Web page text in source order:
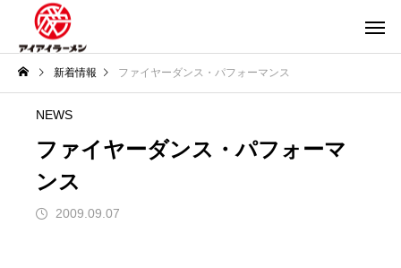
新着情報 ファイヤーダンス・パフォーマンス
NEWS
ファイヤーダンス・パフォーマ
ンス
2009.09.07